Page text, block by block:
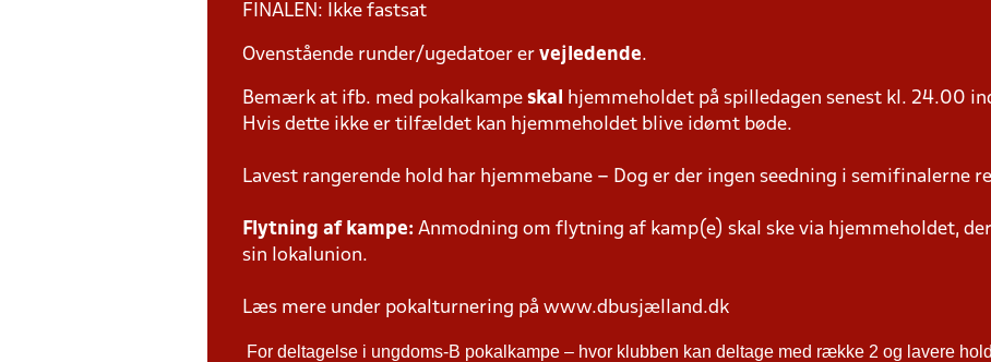
FINALEN: Ikke fastsat
Ovenstående runder/ugedatoer er vejledende.
Bemærk at ifb. med pokalkampe skal
hjemmeholdet på spilledagen senest kl. 24.00
Hvis dette ikke er tilfældet kan hjemmeholdet blive idømt bøde.
Lavest rangerende hold har hjemmebane – Dog er der ingen seedning i semifinalerne
Flytning af kampe: Anmodning om flytning af kamp(e) skal ske via hjemmeholdet,
sin lokalunion.
Læs mere under pokalturnering på www.dbusjælland.dk
For deltagelse i ungdoms-B pokalkampe – hvor klubben kan deltage med række 2 og lavere